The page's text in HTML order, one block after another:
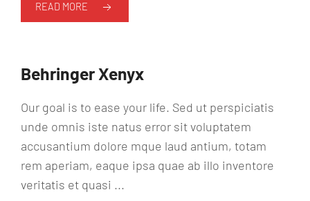
READ MORE
Behringer Xenyx
Our goal is to ease your life. Sed ut perspiciatis
unde omnis iste natus error sit voluptatem
accusantium dolore mque laud antium, totam
rem aperiam, eaque ipsa quae ab illo inventore
veritatis et quasi ...